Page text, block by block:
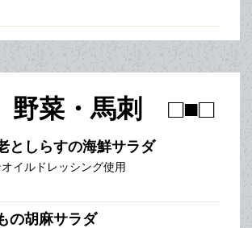
菜・馬刺 □■□
としらすの海鮮サラダ
イルドレッシング使用
の胡麻サラダ